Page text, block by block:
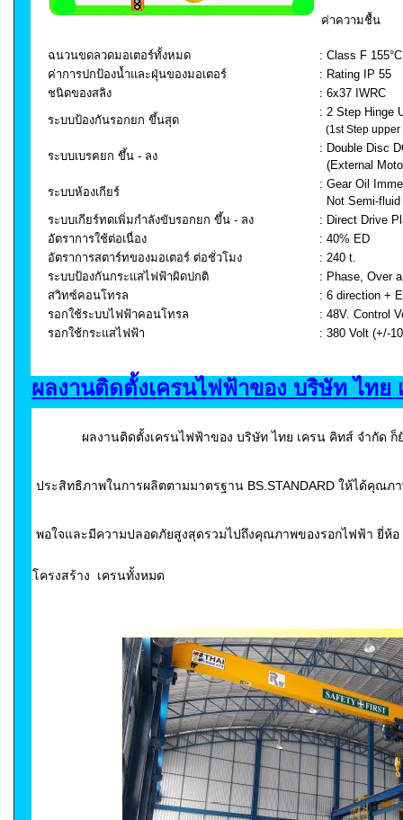
ค่าความชื้น
ฉนวนขดลวดมอเตอร์ทั้งหมด
: Class F 155°C
ค่าการปกป้องน้ำและฝุ่นของมอเตอร์
: Rating IP 55
ชนิดของสลิง
: 6x37 IWRC
ระบบป้องกันรอกยก ขึ้นสุด
: 2 Step Hinge
(1st Step upper
ระบบเบรคยก ขึ้น - ลง
: Double Disc
(External
ระบบห้องเกียร์
: Gear Oil
Not Semi-fluid
ระบบเกียร์ทดเพิ่มกำลังขับรอกยก ขึ้น - ลง
: Direct Drive
อัตราการใช้ต่อเนื่อง
: 40% ED
อัตราการสตาร์ทของมอเตอร์ ต่อชั่วโมง
: 240 t.
ระบบป้องกันกระแสไฟฟ้าผิดปกติ
: Phase, Over
สวิทซ์คอนโทรล
: 6 direction +
รอกใช้ระบบไฟฟ้าคอนโทรล
: 48V. Control
รอกใช้กระแสไฟฟ้า
: 380 Volt (+/-
ผลงานติดตั้งเครนไฟฟ้าของ บริษัท ไทย
ผลงานติดตั้งเครนไฟฟ้าของ บริษัท ไทย เครน คิทส์ จำกัด ก็
ประสิทธิภาพในการผลิตตามมาตรฐาน BS.STANDARD ให้ได้คุณภ
พอใจและมีความปลอดภัยสูงสุดรวมไปถึงคุณภาพของรอกไฟฟ้า ยี่ห้อ
โครงสร้าง เครนทั้งหมด